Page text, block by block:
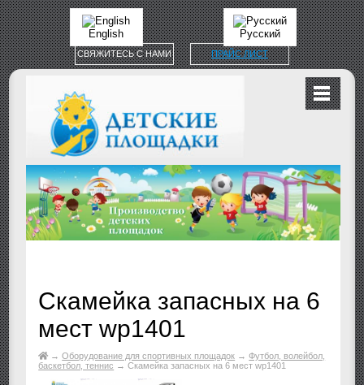
СВЯЖИТЕСЬ С НАМИ ПРАЙС ЛИСТ
English Русский
Скамейка запасных на 6
мест wp1401
→ Оборудование для спортивных площадок → Футбол, волейбол,
баскетбол, теннис → Скамейка запасных на 6 мест wp1401